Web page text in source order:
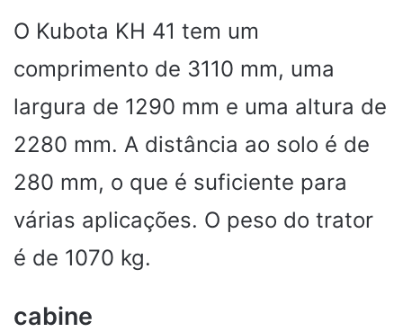
O Kubota KH 41 tem um
comprimento de 3110 mm, uma
largura de 1290 mm e uma altura de
2280 mm. A distância ao solo é de
280 mm, o que é suficiente para
várias aplicações. O peso do trator
é de 1070 kg.
cabine